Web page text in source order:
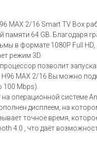
MAX 2/16 Smart TV Box
памяти 64 GB. Благодаря
в формате 1080P Full HD,
режим 3D.
позволит
H96 MAX 2/16 Вы можно
100 Mbps).
операционной системе
дисплеем, на
точное время,
4.0 , что даёт